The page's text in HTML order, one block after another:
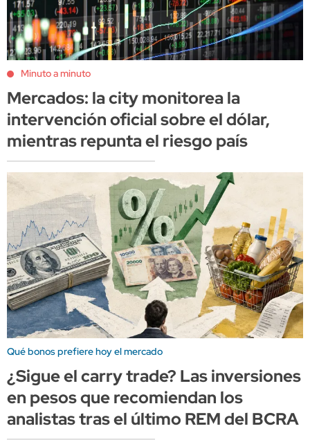
Minuto a minuto
Mercados: la city monitorea la
intervención oficial sobre el dólar,
mientras repunta el riesgo país
Qué bonos prefiere hoy el mercado
¿Sigue el carry trade? Las inversiones
en pesos que recomiendan los
analistas tras el último REM del BCRA